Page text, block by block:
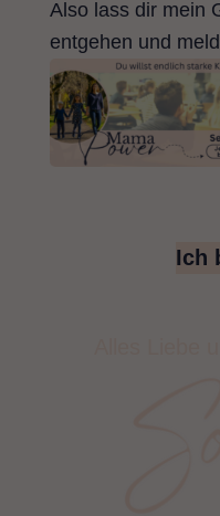
Also lass dir mein
entgehen und
Ich